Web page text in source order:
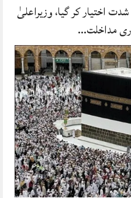
اختیار کر گیا، وزیراعلیٰ
مداخلت…